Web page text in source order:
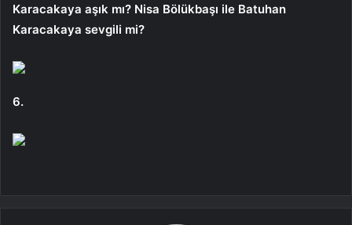
Karacakaya aşık mı? Nisa Bölükbaşı ile Batuhan
Karacakaya sevgili mi?
6.